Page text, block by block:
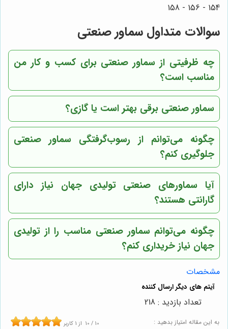
154 - 156 - 158
سوالات متداول سماور صنعتی
چه ظرفیتی از سماور صنعتی برای کسب و کار من
مناسب است؟
سماور صنعتی برقی بهتر است یا گازی؟
چگونه می‌توانم از رسوب‌گرفتگی سماور صنعتی
جلوگیری کنم؟
آیا سماورهای صنعتیتولیدی جهان نیازدارای
گارانتی هستند؟
چگونه می‌توانم سماور صنعتی مناسب را از تولیدی
جهان نیازخریداری کنم؟
مشخصات
به این مقاله امتیاز بدهید : 10 / 10 از 1 کاربر
تعداد بازدید : 218